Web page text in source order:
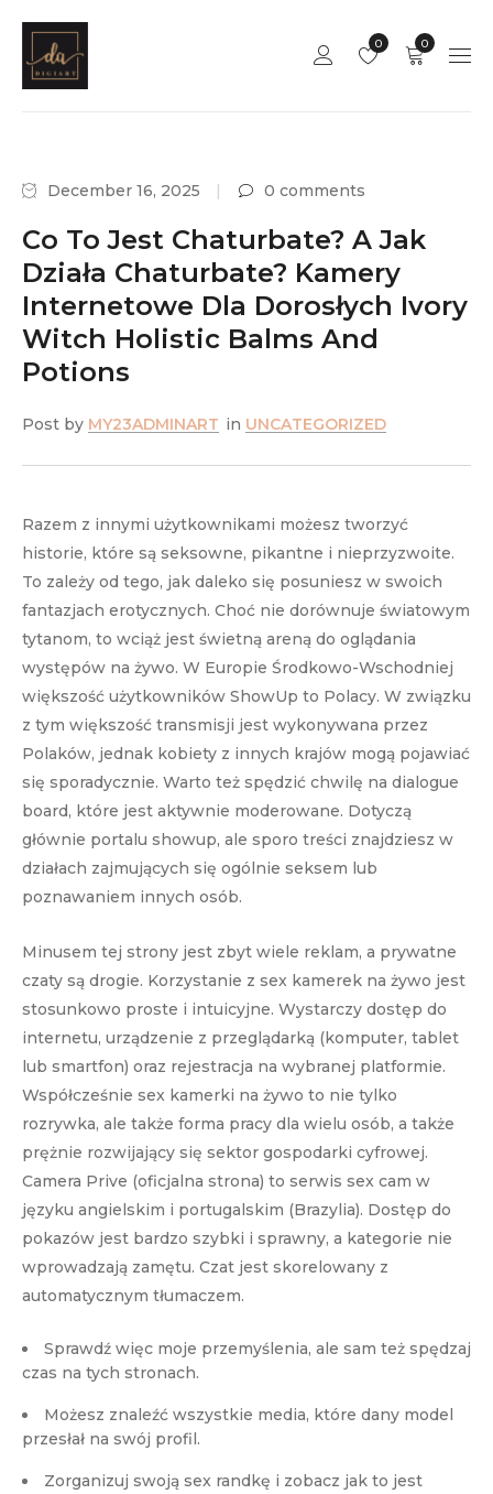
0
0
December 16, 2025 0 comments
Co To Jest Chaturbate? A Jak
Działa Chaturbate? Kamery
Internetowe Dla Dorosłych Ivory
Witch Holistic Balms And
Potions
Post by MY23ADMINART in UNCATEGORIZED
Razem z innymi użytkownikami możesz tworzyć
historie, które są seksowne, pikantne i nieprzyzwoite.
To zależy od tego, jak daleko się posuniesz w swoich
fantazjach erotycznych. Choć nie dorównuje światowym
tytanom, to wciąż jest świetną areną do oglądania
występów na żywo. W Europie Środkowo-Wschodniej
większość użytkowników ShowUp to Polacy. W związku
z tym większość transmisji jest wykonywana przez
Polaków, jednak kobiety z innych krajów mogą pojawiać
się sporadycznie. Warto też spędzić chwilę na dialogue
board, które jest aktywnie moderowane. Dotyczą
głównie portalu showup, ale sporo treści znajdziesz w
działach zajmujących się ogólnie seksem lub
poznawaniem innych osób.
Minusem tej strony jest zbyt wiele reklam, a prywatne
czaty są drogie. Korzystanie z sex kamerek na żywo jest
stosunkowo proste i intuicyjne. Wystarczy dostęp do
internetu, urządzenie z przeglądarką (komputer, tablet
lub smartfon) oraz rejestracja na wybranej platformie.
Współcześnie sex kamerki na żywo to nie tylko
rozrywka, ale także forma pracy dla wielu osób, a także
prężnie rozwijający się sektor gospodarki cyfrowej.
Camera Prive (oficjalna strona) to serwis sex cam w
języku angielskim i portugalskim (Brazylia). Dostęp do
pokazów jest bardzo szybki i sprawny, a kategorie nie
wprowadzają zamętu. Czat jest skorelowany z
automatycznym tłumaczem.
Sprawdź więc moje przemyślenia, ale sam też spędzaj
czas na tych stronach.
Możesz znaleźć wszystkie media, które dany model
przesłał na swój profil.
Zorganizuj swoją sex randkę i zobacz jak to jest